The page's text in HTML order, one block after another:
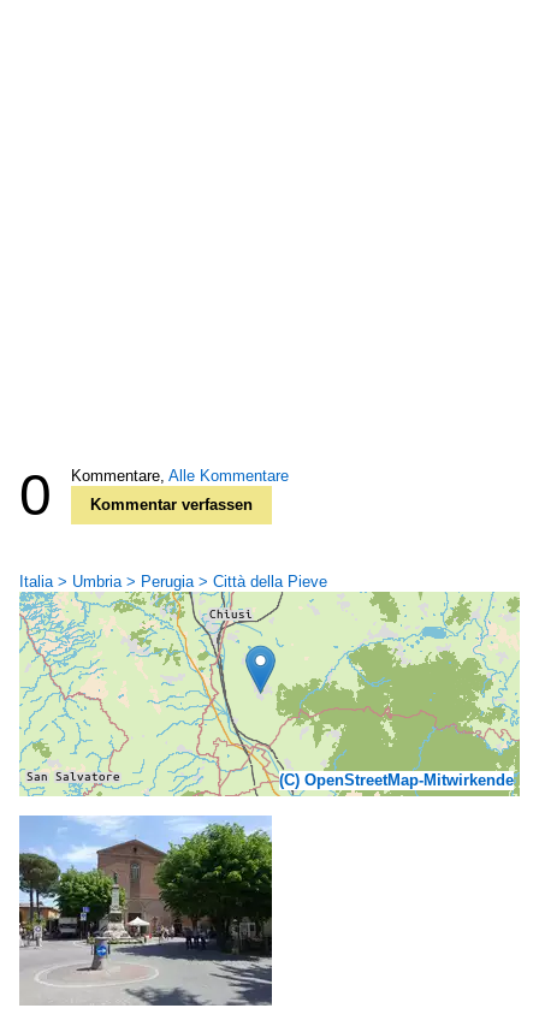
0 Kommentare, Alle Kommentare
Kommentar verfassen
Italia > Umbria > Perugia > Città della Pieve
(C) OpenStreetMap-Mitwirkende